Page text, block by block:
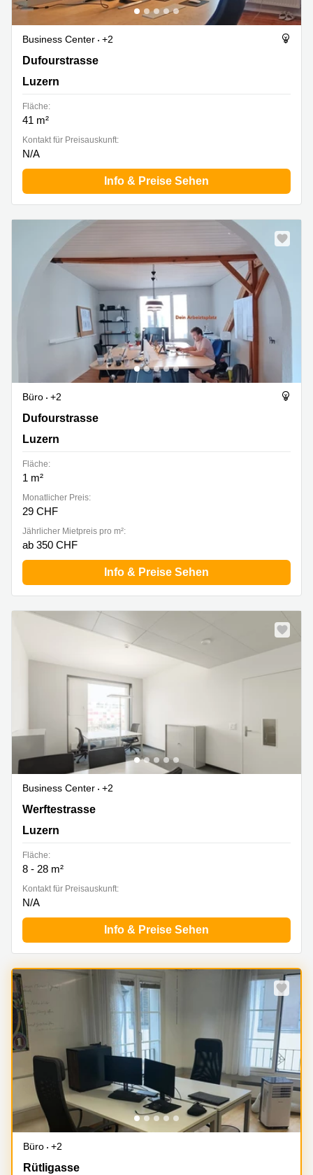
Business Center
+2
Dufourstrasse 20A, Luzern
Dufourstrasse
Luzern
Fläche:
41 m²
Kontakt für Preisauskunft:
N/A
Info & Preise Sehen
Büro
+2
Dufourstrasse 20A, Luzern
Dufourstrasse
Luzern
Fläche:
1 m²
Monatlicher Preis:
29 CHF
Jährlicher Mietpreis pro m²:
ab 350 CHF
Info & Preise Sehen
Business Center
+2
Werftestrasse 4, Luzern
Werftestrasse
Luzern
Fläche:
8 - 28 m²
Kontakt für Preisauskunft:
N/A
Info & Preise Sehen
Büro
+2
Rütligasse 2, Luzern
Rütligasse